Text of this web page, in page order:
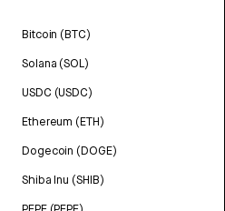
Bitcoin (BTC)
Solana (SOL)
USDC (USDC)
Ethereum (ETH)
Dogecoin (DOGE)
Shiba Inu (SHIB)